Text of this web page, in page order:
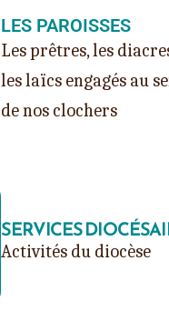
LES PAROISSES
Les prêtres, les
les laïcs engagés au
de nos clochers
SERVICES
Activités du diocèse